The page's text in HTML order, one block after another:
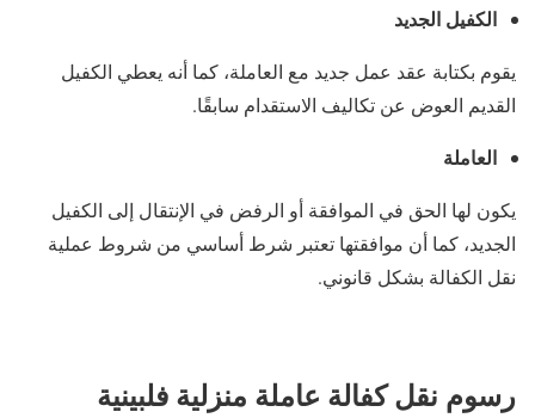
الكفيل الجديد
يقوم بكتابة عقد عمل جديد مع العاملة، كما أنه يعطي الكفيل
القديم العوض عن تكاليف الاستقدام سابقًا.
العاملة
يكون لها الحق في الموافقة أو الرفض في الإنتقال إلى الكفيل
الجديد، كما أن موافقتها تعتبر شرط أساسي من شروط عملية
نقل الكفالة بشكل قانوني.
رسوم نقل كفالة عاملة منزلية فلبينية